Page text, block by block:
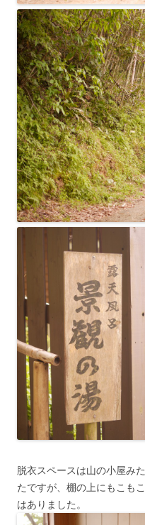
脱衣スペースは山の小屋み
たですが、棚の上にもこも
はありました。